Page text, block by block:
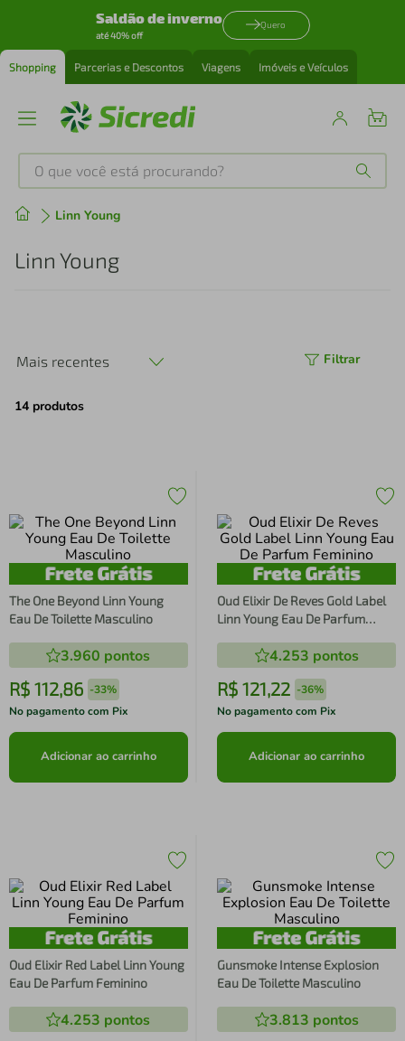
Saldão de inverno
até 40% off
Quero
Shopping Parcerias e Descontos Viagens Imóveis e Veículos
O que você está procurando?
Linn Young
Linn Young
Mais recentes Filtrar
14 produtos
The One Beyond Linn Young
Eau De Toilette Masculino
3.960 pontos
R$ 112,86 -33%
No pagamento com Pix
Adicionar ao carrinho
Oud Elixir De Reves Gold Label
Linn Young Eau De Parfum
4.253 pontos
R$ 121,22 -36%
No pagamento com Pix
Adicionar ao carrinho
Oud Elixir Red Label Linn Young
Eau De Parfum Feminino
4.253 pontos
Gunsmoke Intense Explosion
Eau De Toilette Masculino
3.813 pontos
Produtos mais buscados
perfume
4º air fryer